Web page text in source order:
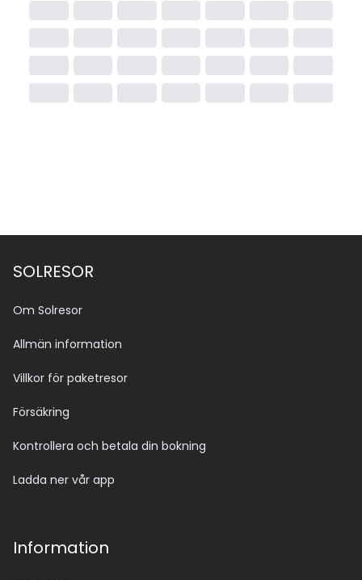
SOLRESOR
Om Solresor
Allmän information
Villkor för paketresor
Försäkring
Kontrollera och betala din bokning
Ladda ner vår app
Information